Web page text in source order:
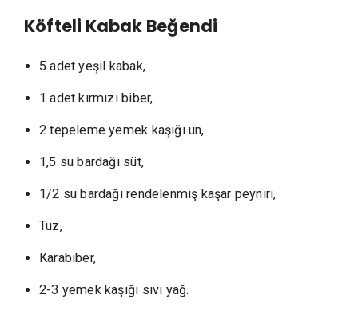
Köfteli Kabak Beğendi
5 adet yeşil kabak,
1 adet kırmızı biber,
2 tepeleme yemek kaşığı un,
1,5 su bardağı süt,
1/2 su bardağı rendelenmiş kaşar peyniri,
Tuz,
Karabiber,
2-3 yemek kaşığı sıvı yağ.